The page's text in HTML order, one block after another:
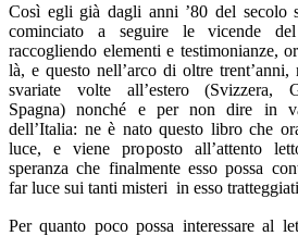
Così egli già dagli anni ’80 del secolo
cominciato a seguire le vicende
raccogliendo elementi e testimonianze,
là, e questo nell’arco di oltre trent’anni,
svariate volte all’estero (Svizzera,
Spagna) nonché e per non dire in
dell’Italia: ne è nato questo libro che
luce, e viene proposto all’attento
speranza che finalmente esso possa
far luce sui tanti misteri in esso
Per quanto poco possa interessare al